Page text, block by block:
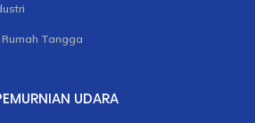
Tangga
UDARA